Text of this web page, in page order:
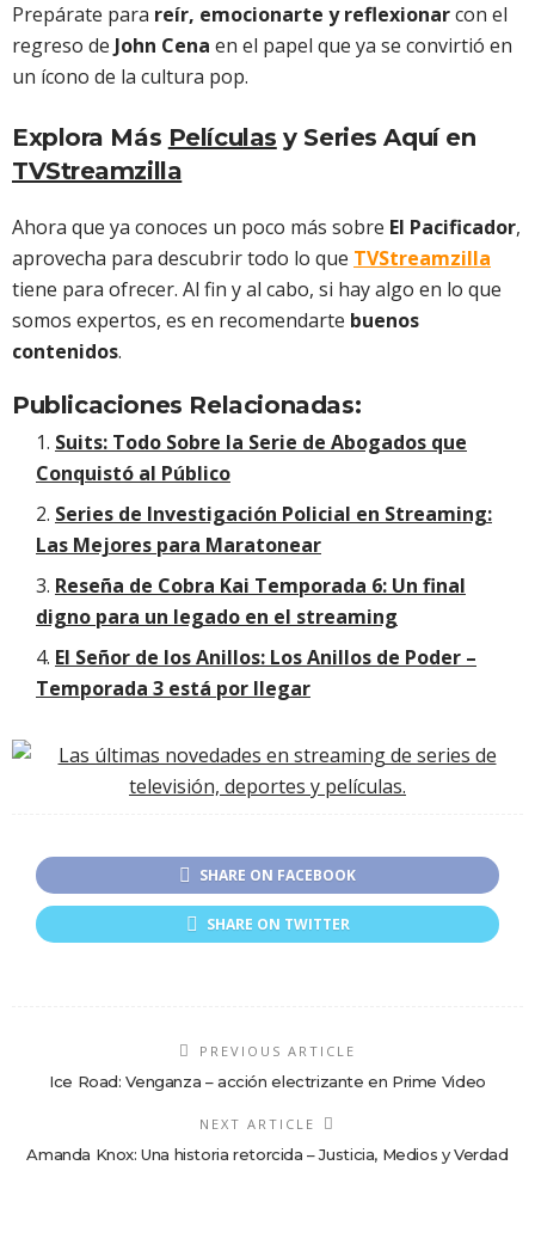
Prepárate para reír, emocionarte y reflexionarcon el
regreso de John Cena en el papel que ya se convirtió en
un ícono de la cultura pop.
Explora Más Películas y Series Aquí en
TVStreamzilla
Ahora que ya conoces un poco más sobre El Pacificador,
aprovecha para descubrir todo lo que TVStreamzilla
tiene para ofrecer. Al fin y al cabo, si hay algo en lo que
somos expertos, es en recomendarte buenos
contenidos.
Publicaciones Relacionadas:
Suits: Todo Sobre la Serie de Abogados que
Conquistó al Público
Series de Investigación Policial en Streaming:
Las Mejores para Maratonear
Reseña de Cobra Kai Temporada 6: Un final
digno para un legado en el streaming
El Señor de los Anillos: Los Anillos de Poder –
Temporada 3 está por llegar
SHARE ON FACEBOOK
SHARE ON TWITTER
PREVIOUS ARTICLE
Ice Road: Venganza – acción electrizante en Prime Video
NEXT ARTICLE
Amanda Knox: Una historia retorcida – Justicia, Medios y Verdad